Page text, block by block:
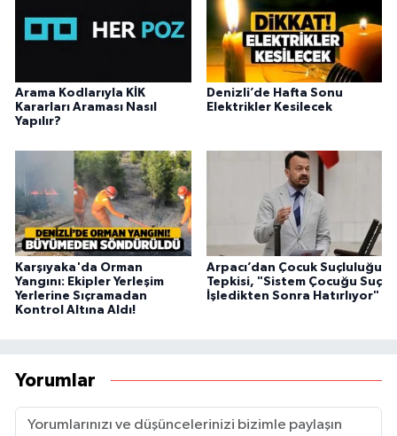
Arama Kodlarıyla KİK
Kararları Araması Nasıl
Yapılır?
Denizli’de Hafta Sonu
Elektrikler Kesilecek
Karşıyaka'da Orman
Yangını: Ekipler Yerleşim
Yerlerine Sıçramadan
Kontrol Altına Aldı!
Arpacı’dan Çocuk Suçluluğu
Tepkisi, "Sistem Çocuğu Suç
İşledikten Sonra Hatırlıyor"
Yorumlar